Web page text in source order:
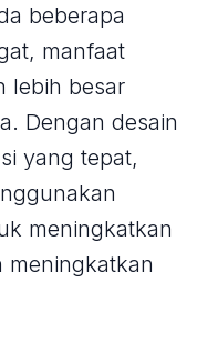
beberapa
manfaat
lebih besar
Dengan desain
yang tepat,
meningkatkan
meningkatkan